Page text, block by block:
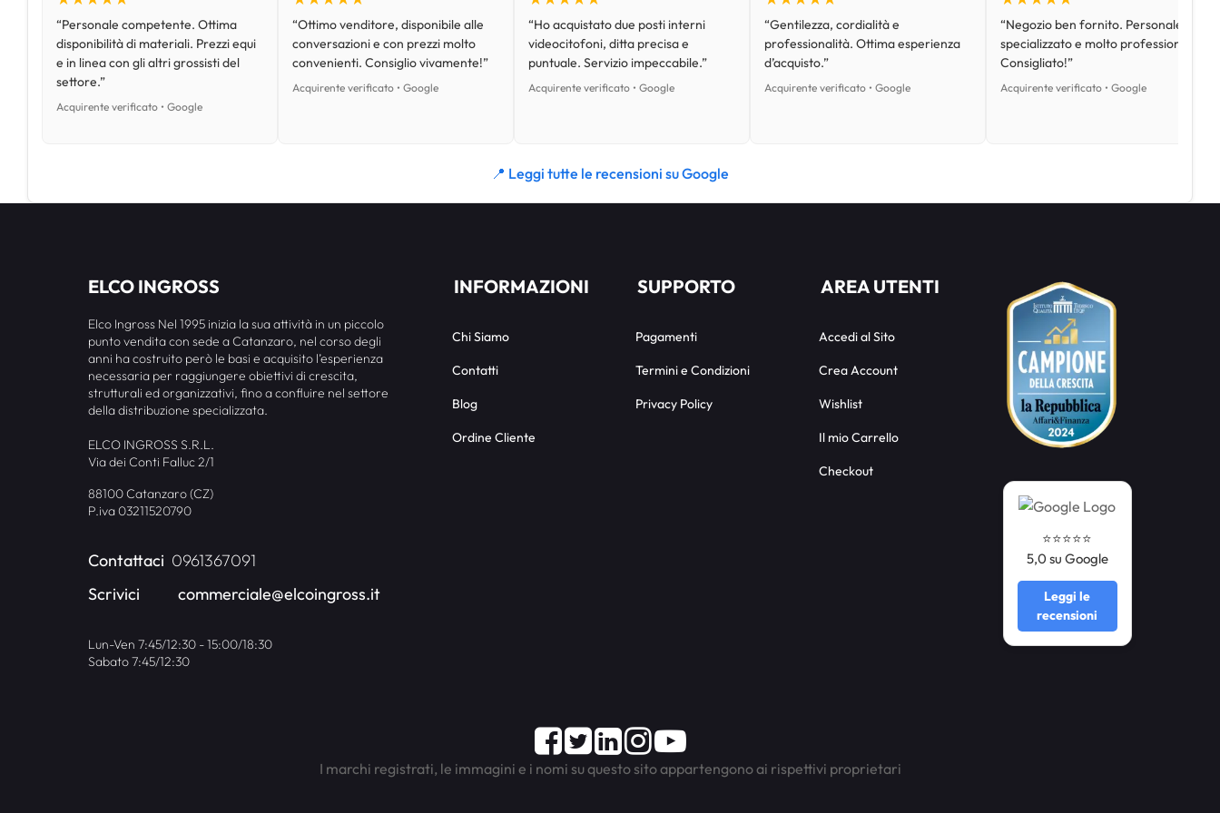
“Personale competente. Ottima
disponibilità di materiali. Prezzi equi
e in linea con gli altri grossisti del
settore.”
Acquirente verificato • Google
“Ottimo venditore, disponibile alle
conversazioni e con prezzi molto
convenienti. Consiglio vivamente!”
Acquirente verificato • Google
“Ho acquistato due posti interni
videocitofoni, ditta precisa e
puntuale. Servizio impeccabile.”
Acquirente verificato • Google
“Gentilezza, cordialità e
professionalità. Ottima esperienza
d’acquisto.”
Acquirente verificato • Google
“Negozio ben fornito. Personale
specializzato e molto professionale.
Consigliato!”
Acquirente verificato • Google
📍 Leggi tutte le recensioni su Google
ELCO INGROSS
Elco Ingross Nel 1995 inizia la sua attività in un piccolo
punto vendita con sede a Catanzaro, nel corso degli
anni ha costruito però le basi e acquisito l’esperienza
necessaria per raggiungere obiettivi di crescita,
strutturali ed organizzativi, fino a confluire nel settore
della distribuzione specializzata.
ELCO INGROSS S.R.L.
Via dei Conti Falluc 2/1
88100 Catanzaro (CZ)
P.iva 03211520790
Contattaci 0961367091
Scrivici
commerciale@elcoingross.it
Lun-Ven 7:45/12:30 - 15:00/18:30
Sabato 7:45/12:30
INFORMAZIONI
Chi Siamo
Contatti
Blog
Ordine Cliente
SUPPORTO
Pagamenti
Termini e Condizioni
Privacy Policy
AREA UTENTI
Accedi al Sito
Crea Account
Wishlist
Il mio Carrello
Checkout
⭐️⭐️⭐️⭐️⭐️
5,0 su Google
Leggi le
recensioni
Facebook
TwitterLinkedInInstagram
Youtube
I marchi registrati, le immagini e i nomi su questo sito appartengono ai rispettivi proprietari